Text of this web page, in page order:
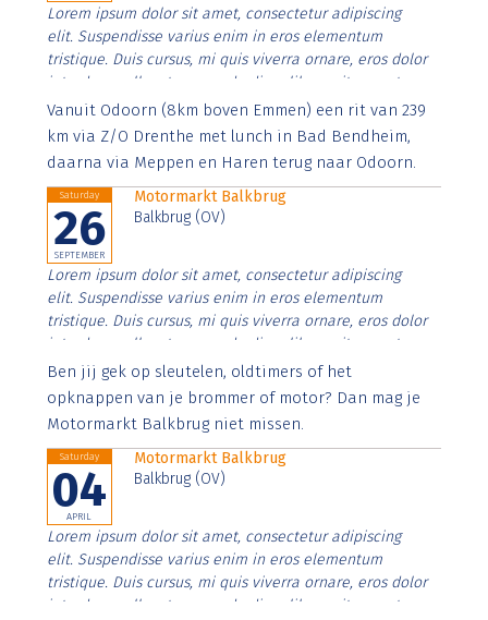
Lorem ipsum dolor sit amet, consectetur adipiscing
elit. Suspendisse varius enim in eros elementum
tristique. Duis cursus, mi quis viverra ornare, eros dolor
interdum nulla, ut commodo diam libero vitae erat.
Aenean faucibus nibh et justo cursus id rutrum lorem
imperdiet. Nunc ut sem vitae risus tristique posuere.
Vanuit Odoorn (8km boven Emmen) een rit van 239
km via Z/O Drenthe met lunch in Bad Bendheim,
daarna via Meppen en Haren terug naar Odoorn.
Saturday
26
SEPTEMBER
Motormarkt Balkbrug
Balkbrug (OV)
Lorem ipsum dolor sit amet, consectetur adipiscing
elit. Suspendisse varius enim in eros elementum
tristique. Duis cursus, mi quis viverra ornare, eros dolor
interdum nulla, ut commodo diam libero vitae erat.
Aenean faucibus nibh et justo cursus id rutrum lorem
imperdiet. Nunc ut sem vitae risus tristique posuere.
Ben jij gek op sleutelen, oldtimers of het
opknappen van je brommer of motor? Dan mag je
Motormarkt Balkbrug niet missen.
Saturday
04
APRIL
Motormarkt Balkbrug
Balkbrug (OV)
Lorem ipsum dolor sit amet, consectetur adipiscing
elit. Suspendisse varius enim in eros elementum
tristique. Duis cursus, mi quis viverra ornare, eros dolor
interdum nulla, ut commodo diam libero vitae erat.